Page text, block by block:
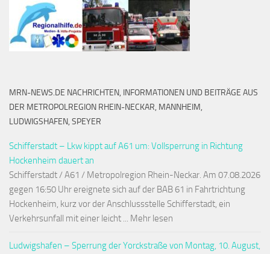
MRN-NEWS.DE NACHRICHTEN, INFORMATIONEN UND BEITRÄGE AUS
DER METROPOLREGION RHEIN-NECKAR, MANNHEIM,
LUDWIGSHAFEN, SPEYER
Schifferstadt – Lkw kippt auf A61 um: Vollsperrung in Richtung
Hockenheim dauert an
Schifferstadt / A61 / Metropolregion Rhein-Neckar. Am 07.08.2026
gegen 16:50 Uhr ereignete sich auf der BAB 61 in Fahrtrichtung
Hockenheim, kurz vor der Anschlussstelle Schifferstadt, ein
Verkehrsunfall mit einer leicht ... Mehr lesen
Ludwigshafen – Sperrung der Yorckstraße von Montag, 10. August,